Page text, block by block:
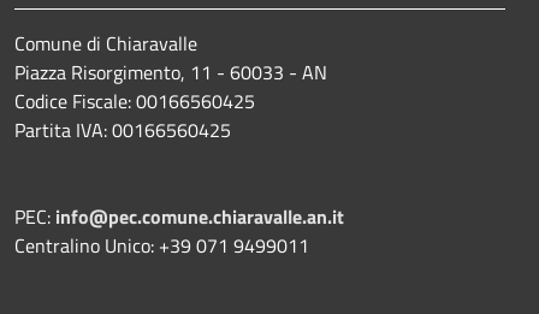
Comune di Chiaravalle
Piazza Risorgimento, 11 - 60033 - AN
Codice Fiscale: 00166560425
Partita IVA: 00166560425
PEC: info@pec.comune.chiaravalle.an.it
Centralino Unico: +39 071 9499011